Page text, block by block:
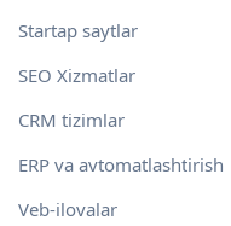
Startap saytlar
SEO Xizmatlar
CRM tizimlar
ERP va avtomatlashtirish
Veb-ilovalar